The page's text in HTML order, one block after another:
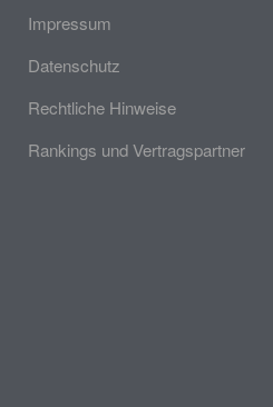
Impressum
Datenschutz
Rechtliche Hinweise
Rankings und Vertragspartner